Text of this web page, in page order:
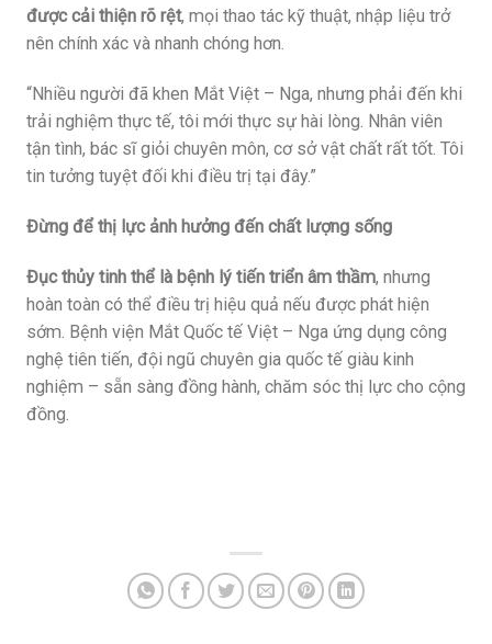
được cải thiện rõ rệt, mọi thao tác kỹ thuật, nhập liệu trở
nên chính xác và nhanh chóng hơn.
“Nhiều người đã khen Mắt Việt – Nga, nhưng phải đến khi
trải nghiệm thực tế, tôi mới thực sự hài lòng. Nhân viên
tận tình, bác sĩ giỏi chuyên môn, cơ sở vật chất rất tốt. Tôi
tin tưởng tuyệt đối khi điều trị tại đây.”
Đừng để thị lực ảnh hưởng đến chất lượng sống
Đục thủy tinh thể là bệnh lý tiến triển âm thầm, nhưng
hoàn toàn có thể điều trị hiệu quả nếu được phát hiện
sớm. Bệnh viện Mắt Quốc tế Việt – Nga ứng dụng công
nghệ tiên tiến, đội ngũ chuyên gia quốc tế giàu kinh
nghiệm – sẵn sàng đồng hành, chăm sóc thị lực cho cộng
đồng.